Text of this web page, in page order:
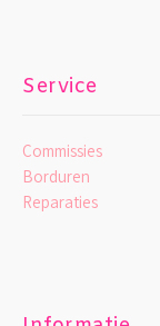
Service
Commissies
Borduren
Reparaties